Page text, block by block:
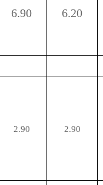
6.90 6.20
2.90 2.90